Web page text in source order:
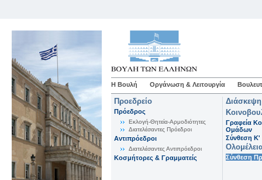
Η Βουλή Οργάνωση & Λειτουργία
Προεδρείο
Πρόεδρος
Εκλογή-Θητεία-Αρμοδιότητες
Διατελέσαντες Πρόεδροι
Αντιπρόεδροι
Διατελέσαντες Αντιπρόεδροι
Κοσμήτορες & Γραμματείς
Γραφεία
Ομάδων
Σύνθεση K'
Σύνθεση